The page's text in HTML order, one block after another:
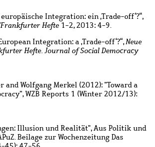
Integration: ein ‚Trade-off‘?“,
Frankfurter Hefte 1-2, 2013: 4-9.
Integration: a ‚Trade-off‘?“,Neue
Hefte. Journal of Social Democracy
and Wolfgang Merkel (2012): "Toward a
WZB Reports 1 (Winter 2012/13):
Illusion und Realität", Aus Politik und
Beilage zur Wochenzeitung Das